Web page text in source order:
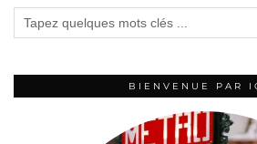
BIENVENUE PAR